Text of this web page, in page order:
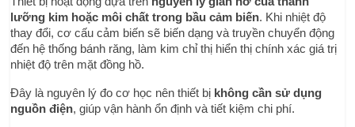
lưỡng kim hoặc môi chất trong bầu cảm biến. Khi nhiệt độ
thay đổi, cơ cấu cảm biến sẽ biến dạng và truyền chuyển động
đến hệ thống bánh răng, làm kim chỉ thị hiển thị chính xác giá trị
nhiệt độ trên mặt đồng hồ.
Đây là nguyên lý đo cơ học nên thiết bị không cần sử dụng
nguồn điện, giúp vận hành ổn định và tiết kiệm chi phí.